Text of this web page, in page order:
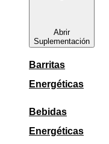
Abrir
Suplementación
Barritas
Energéticas
Bebidas
Energéticas